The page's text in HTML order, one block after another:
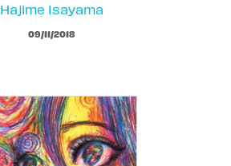
Hajime Isayama
09/11/2018